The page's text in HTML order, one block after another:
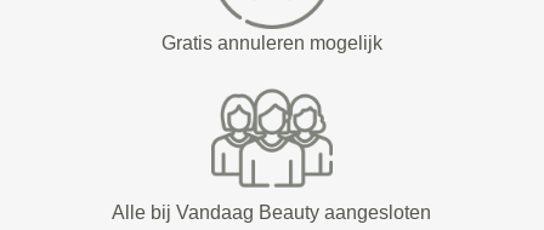
Gratis annuleren mogelijk
Alle bij Vandaag Beauty aangesloten